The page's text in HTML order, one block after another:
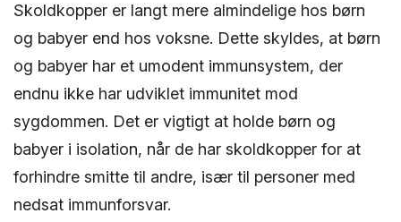
Skoldkopper er langt mere almindelige hos børn
og babyer end hos voksne. Dette skyldes, at børn
og babyer har et umodent immunsystem, der
endnu ikke har udviklet immunitet mod
sygdommen. Det er vigtigt at holde børn og
babyer i isolation, når de har skoldkopper for at
forhindre smitte til andre, især til personer med
nedsat immunforsvar.